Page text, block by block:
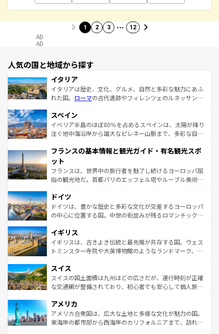
1 2 3 … 12
AD
AD
人気の国と地域から探す
イタリア
イタリアは歴史、文化、グルメ、自然と多彩な魅力にあふ
れた国。 ローマの古代遺跡やフィレンツェのルネッサンス
ろん、トスカーナの美しい田園風景やアマルフィ海岸の絶
景など、自然景観も見逃せない。観光の合間には、本場の
ピザやパスタなど、絶品のイタリア料理を堪能することも
ませてくれるイタリアで、忘れられない旅をしてみよう！
なお、新着のイタリア情報は
しい。
スペイン
イベリア半島のほぼ80％を占めるスペインは、太陽が降り
注ぐ地中海沿岸から雄大なピレネー山脈まで、多彩な自然
文化が根付くこの国では、情熱的なフラメンコ、熱気あふ
れる闘牛、そして美味しいタパスが生活の一部となってい
る。首都マドリードの洗練された雰囲気や、バルセロナの
アートに溢れた街角から、地方では古代ローマ遺跡や中世
せる。地方によって風土や気候が異なるスペインはその個
性で訪れる人を魅了する。 なお、新着のスペイン情報は コ
ンテンツ一覧を参照してほしい。
フランスの基本情報と観光ガイド・有名観光スポ
ット
フランスは、世界中の旅行者を魅了し続けるヨーロッパ屈
指の観光地だ。首都パリのエッフェル塔やルーブル美術館
で、幅広い魅力が詰まっている。華麗な宮殿、歴史的な大
聖堂、美しいビーチ、そして豊かな自然が、訪れる者を心
から魅了する。また、フランスは美食の国としても知ら
いる。シャンパンの発祥地であるランス、プロヴァンスの
香り高いラベンダー畑など、多彩な楽しみ方が可能だ。さ
らに、パリ以外の地域にも魅力が溢れており、どの街角に
れる地方に足を運ぶとそれぞれで全く異なる文化を体験で
きるだろう。 なお、新着のフランス情報はコンテンツ一覧
を参照してほしい。
ドイツ
ドイツは、豊かな歴史と多彩な文化が交差するヨーロッパ
の中心に位置する国。中世の街並みが残るロマンチック街
顔を持つこの国は、どこを歩いても飽きることがない。ベ
ルリンの文化的活気、バイエルン州のアルプスの絶景、そ
してライン川沿いのワイン畑といった風景は必見。ビール
は、お酒好きな人にはぜひ体験してほしい。 なお、新着の
ドイツ情報はコンテンツ一覧を参照してほしい。
イギリス
イギリスは、古きよき伝統と最先端が共存する国。ウェス
トミンスター寺院や大英博物館のようなランドマーク、歴
リアごとに異なる魅力がある。また、優雅なアフタヌーン
ティー、ビール好きにはたまらない英国パブ、サッカー観
戦など、本場だからこそできる体験も豊富。イギリスを旅
ンツ一覧を参照してほしい。
スイス
スイスの国土面積は九州ほどの広さだが、運行時刻が正確
な交通網が整備されており、初心者でも安心して個人旅行
の建物がそのまま残る町や、スイスならではのユニークな
博物館もあり、アルプス観光だけでなく町歩きも満喫する
ことができる。国民の所得が高いため物価も高いが、旅行
アメリカ
アメリカ合衆国は、広大な土地と多様な文化が魅力の国。
東海岸の都市部から西海岸のカリフォルニアまで、訪れる